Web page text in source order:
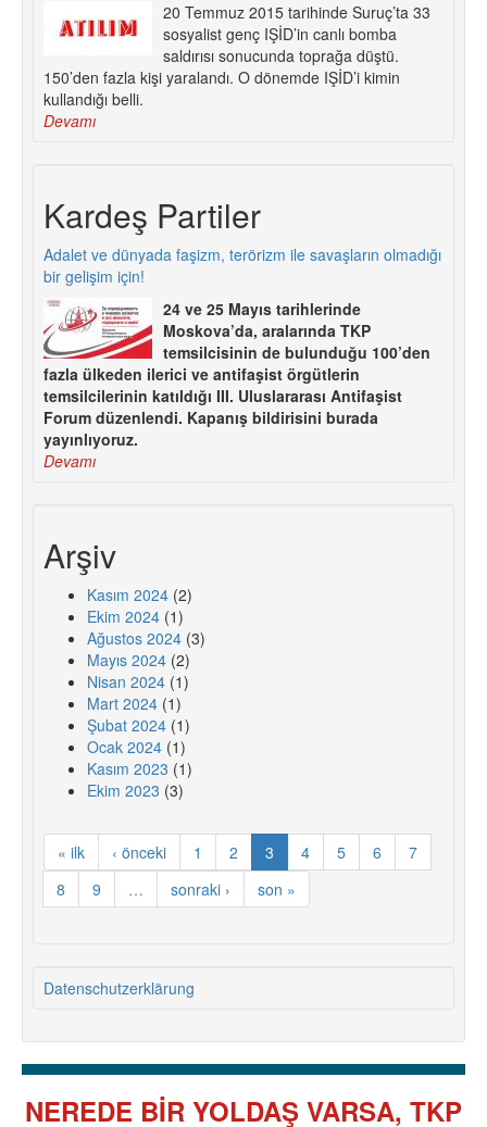
20 Temmuz 2015 tarihinde Suruç’ta 33
sosyalist genç IŞİD’in canlı bomba
saldırısı sonucunda toprağa düştü.
150’den fazla kişi yaralandı. O dönemde IŞİD’i kimin
kullandığı belli.
Devamı
Kardeş Partiler
Adalet ve dünyada faşizm, terörizm ile savaşların olmadığı
bir gelişim için!
24 ve 25 Mayıs tarihlerinde
Moskova’da, aralarında TKP
temsilcisinin de bulunduğu 100’den
fazla ülkeden ilerici ve antifaşist örgütlerin
temsilcilerinin katıldığı III. Uluslararası Antifaşist
Forum düzenlendi. Kapanış bildirisini burada
yayınlıyoruz.
Devamı
Arşiv
Kasım 2024 (2)
Ekim 2024 (1)
Ağustos 2024 (3)
Mayıs 2024 (2)
Nisan 2024 (1)
Mart 2024 (1)
Şubat 2024 (1)
Ocak 2024 (1)
Kasım 2023 (1)
Ekim 2023 (3)
« ilk ‹ önceki 1 2 3 4 5 6
7
8
9 … sonraki › son »
Datenschutzerklärung
NEREDE BİR YOLDAŞ VARSA, TKP